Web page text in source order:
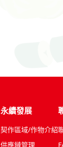
永續發展
契作區域/作物介紹
供應鏈管理